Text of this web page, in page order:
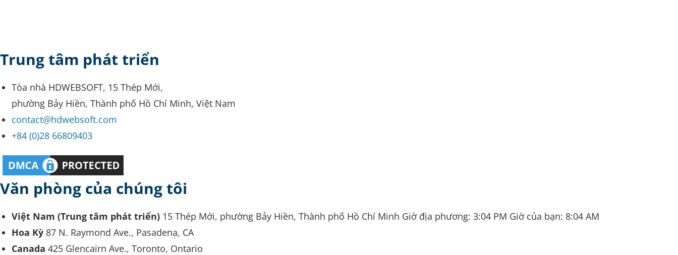
Trung tâm phát triển
Tòa nhà HDWEBSOFT, 15 Thép Mới,
phường Bảy Hiền, Thành phố Hồ Chí Minh, Việt Nam
contact@hdwebsoft.com
+84 (0)28 66809403
Văn phòng của chúng tôi
Việt Nam (Trung tâm phát triển) 15 Thép Mới, phường Bảy Hiền, Thành phố Hồ Chí Minh Giờ địa phương: 3:04 PM Giờ của bạn: 8:04 AM
Hoa Kỳ 87 N. Raymond Ave., Pasadena, CA
Canada 425 Glencairn Ave., Toronto, Ontario